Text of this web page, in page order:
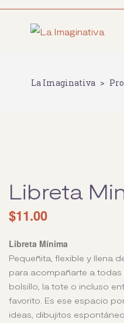
La Imaginativa >
Libreta
$11.00
Libreta Mínima
Pequeñita, flexible y llena
para acompañarte a todas
bolsillo, la tote o incluso
favorito. Es ese espacio
ideas, dibujitos